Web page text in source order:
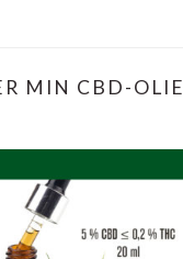
MIN CBD-OLIE